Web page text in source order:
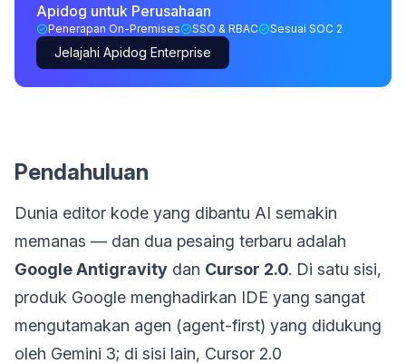
Apidog untuk Perusahaan
Penerapan On-Premises SSO & RBAC Sesuai SOC 2
Jelajahi Apidog Enterprise
Pendahuluan
Dunia editor kode yang dibantu AI semakin
memanas — dan dua pesaing terbaru adalah
Google Antigravity dan Cursor 2.0. Di satu sisi,
produk Google menghadirkan IDE yang sangat
mengutamakan agen (agent-first) yang didukung
oleh Gemini 3; di sisi lain, Cursor 2.0